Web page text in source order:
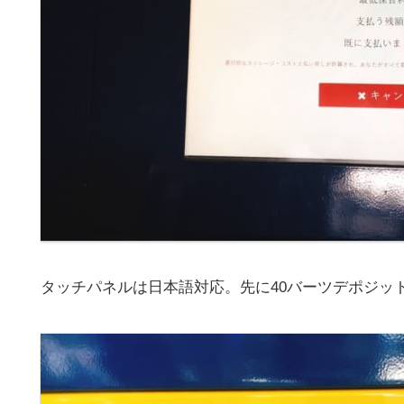
タッチパネルは日本語対応。先に40バーツデポジッ